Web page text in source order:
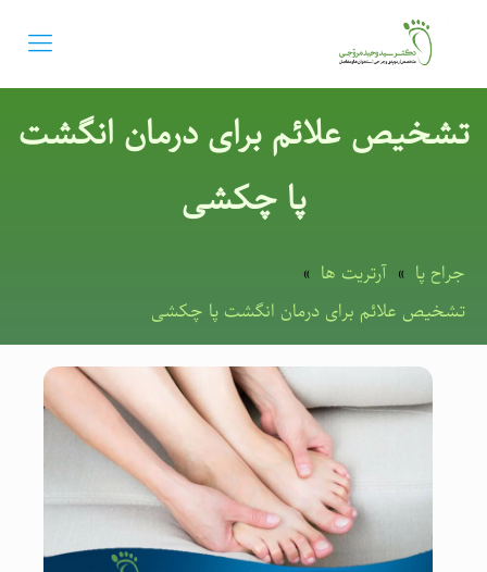
تشخیص علائم برای درمان انگشت
پا چکشی
جراح پا » آرتریت ها »
تشخیص علائم برای درمان انگشت پا چکشی